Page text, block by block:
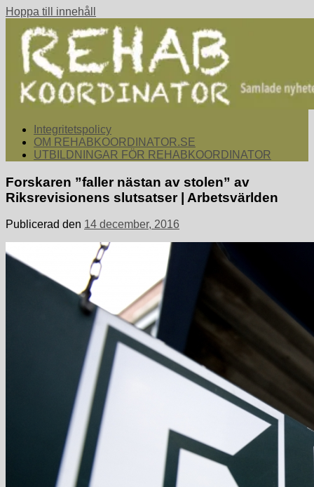
Hoppa till innehåll
rehabkoordinator.se
Samlade nyheter för dig som arbetar med att koordinera och
samordna rehabiliterande åtgärder för återgång i arbete.
Integritetspolicy
OM REHABKOORDINATOR.SE
UTBILDNINGAR FÖR REHABKOORDINATOR
Forskaren ”faller nästan av stolen” av
Riksrevisionens slutsatser | Arbetsvärlden
Publicerad den 14 december, 2016